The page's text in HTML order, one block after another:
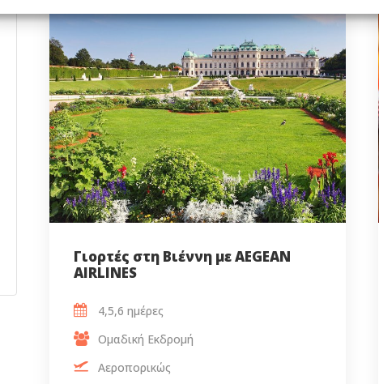
Γιορτές στη Βιέννη με AEGEAN
AIRLINES
4,5,6 ημέρες
Ομαδική Εκδρομή
Αεροπορικώς